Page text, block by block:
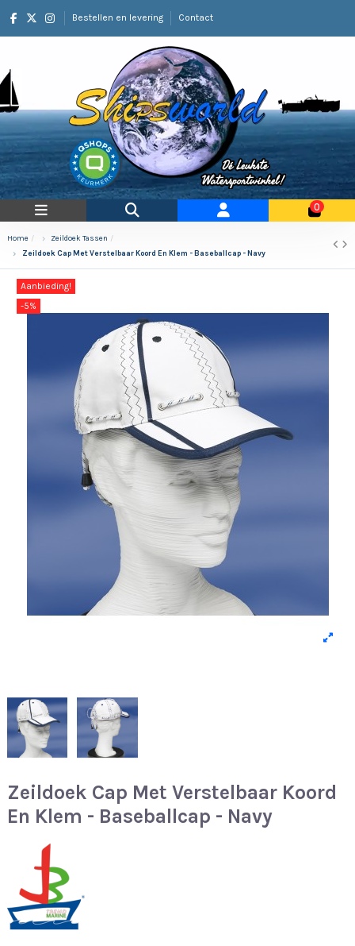
Bestellen en levering Contact
0
Home
Zeildoek Tassen
Zeildoek Cap Met Verstelbaar Koord En Klem - Baseballcap - Navy
Aanbieding!
-5%
Zeildoek Cap Met Verstelbaar Koord
En Klem - Baseballcap - Navy